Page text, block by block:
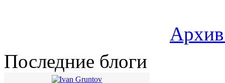
Последние блоги